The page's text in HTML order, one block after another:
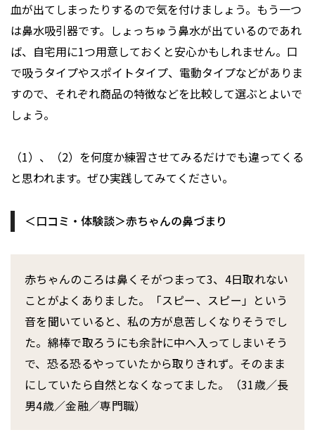
血が出てしまったりするので気を付けましょう。もう一つ
は鼻水吸引器です。しょっちゅう鼻水が出ているのであれ
ば、自宅用に1つ用意しておくと安心かもしれません。口
で吸うタイプやスポイトタイプ、電動タイプなどがありま
すので、それぞれ商品の特徴などを比較して選ぶとよいで
しょう。
（1）、（2）を何度か練習させてみるだけでも違ってくる
と思われます。ぜひ実践してみてください。
＜口コミ・体験談＞赤ちゃんの鼻づまり
赤ちゃんのころは鼻くそがつまって3、4日取れない
ことがよくありました。「スピー、スピー」という
音を聞いていると、私の方が息苦しくなりそうでし
た。綿棒で取ろうにも余計に中へ入ってしまいそう
で、恐る恐るやっていたから取りきれず。そのまま
にしていたら自然となくなってました。（31歳／長
男4歳／金融／専門職）